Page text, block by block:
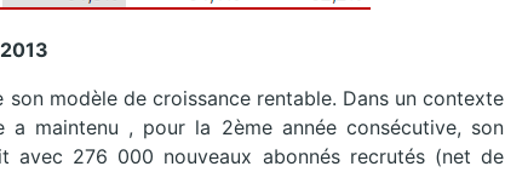
modèle de croissance rentable. Dans un contexte
a maintenu , pour la 2ème année consécutive, son
276 000 nouveaux abonnés recrutés (net de